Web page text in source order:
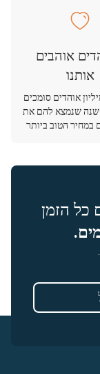
אוהבים
אותנו
2.5 מיליון אוהדים סומכים
שנה שנמצא להם את
במחיר הטוב ביותר
כל הזמן